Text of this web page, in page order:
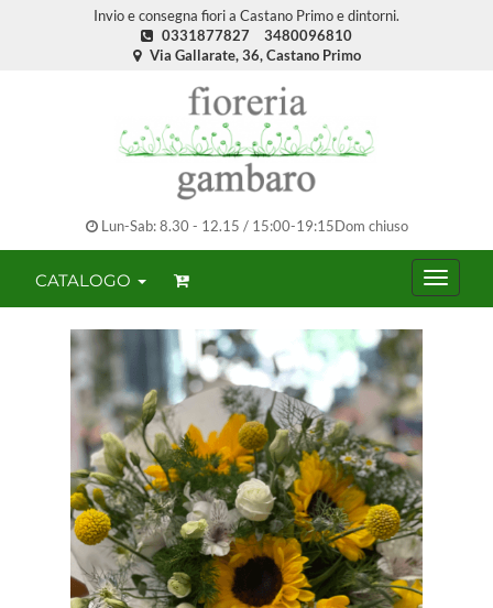
Invio e consegna fiori a Castano Primo e dintorni.
0331877827
3480096810
Via Gallarate, 36, Castano Primo
Lun-Sab: 8.30 - 12.15 / 15:00-19:15Dom chiuso
CATALOGO